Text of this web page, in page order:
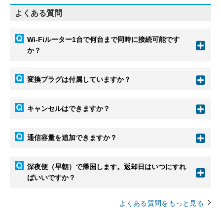
よくある質問
Wi-Fiルーター1台で何台まで同時に接続可能です
か？
変換プラグは付属していますか？
キャンセルはできますか？
通信容量を追加できますか？
深夜便（早朝）で帰国します。返却日はいつにすれ
ばいいですか？
よくある質問をもっと見る